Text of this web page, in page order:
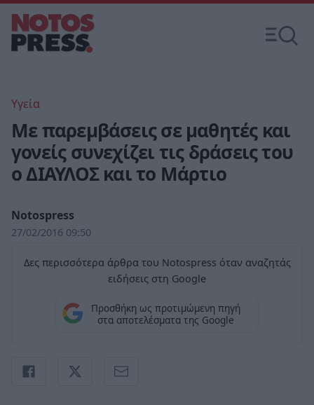
Υγεία
Με παρεμβάσεις σε μαθητές και
γονείς συνεχίζει τις δράσεις του
ο ΔΙΑΥΛΟΣ και το Μάρτιο
Notospress
27/02/2016 09:50
Δες περισσότερα άρθρα του Notospress όταν αναζητάς
ειδήσεις στη Google
Προσθήκη ως προτιμώμενη πηγή
στα αποτελέσματα της Google